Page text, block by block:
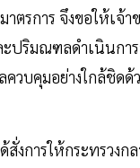
ตรการ จึงขอให้เจ้า
ปริมณฑลดำเนินการ
วบคุมอย่างใกล้ชิดด้
งการให้กระทรวงก